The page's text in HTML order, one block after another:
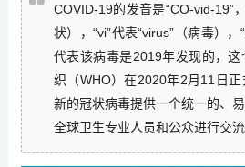
COVID-19的发音是“CO-vid-19”
状），“vi”代表“virus”（病毒），
代表该病毒是2019年发现的，
织（WHO）在2020年2月11日
新的冠状病毒提供一个统一的、
全球卫生专业人员和公众进行交流